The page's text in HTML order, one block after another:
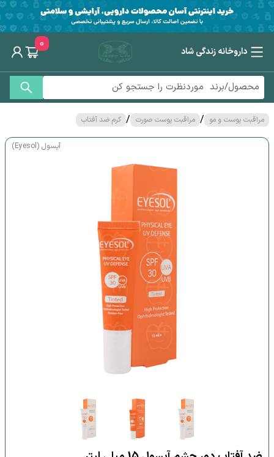
داروخانه زندگی شاد
0
مراقبت پوست و مو / مراقبت پوست صورت / کرم ضد آفتاب
آیسول (Eyesol)